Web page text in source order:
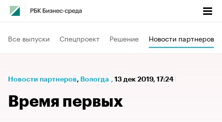
Все выпуски Спецпроект Решение Новости партнеров
Новости партнеров⁠, Вологда , 13 дек 2019, 17:24
Время первых